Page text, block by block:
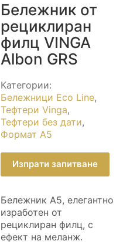
Бележник от
рециклиран
филц VINGA
Albon GRS
Категории:
Бележници Eco Line,
Тефтери Vinga,
Тефтери без дати,
Формат А5
Изпрати запитване
Бележник A5, елегантно
изработен от
рециклиран филц, с
ефект на меланж.